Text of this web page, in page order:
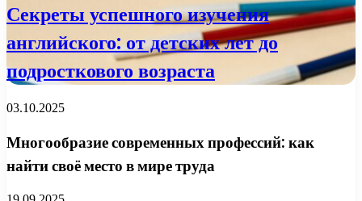
Секреты успешного изучения
английского: от детских лет до
подросткового возраста
03.10.2025
Многообразие современных профессий: как
найти своё место в мире труда